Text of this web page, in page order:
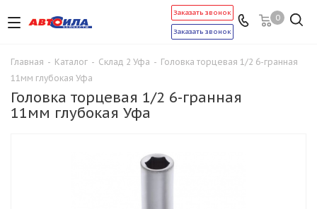
0
Заказать звонок
Заказать звонок
Главная - Каталог - Склад 2 Уфа - Головка торцевая 1/2 6-гранная
11мм глубокая Уфа
Головка торцевая 1/2 6-гранная
11мм глубокая Уфа